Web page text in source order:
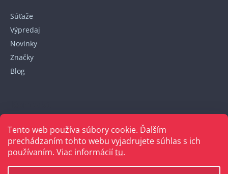
Tento web používa súbory cookie. Ďalším
prechádzaním tohto webu vyjadrujete súhlas s ich
používaním. Viac informáciítu.
Súťaže
Výpredaj
Novinky
Značky
Blog
+421 948 152 820